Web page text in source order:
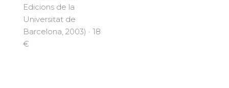
Edicions de la
Universitat de
Barcelona, 2003) · 18
€